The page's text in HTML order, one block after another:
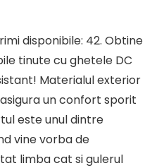
disponibile: 42. Obtine
tinute cu ghetele DC
Materialul exterior
un confort sporit
este unul dintre
vine vorba de
limba cat si gulerul